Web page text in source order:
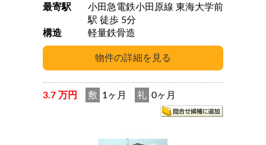
最寄駅
小田急電鉄小田原線 東海大学前
駅 徒歩 5分
構造
軽量鉄骨造
3.7 万円 敷 1ヶ月 礼 0ヶ月